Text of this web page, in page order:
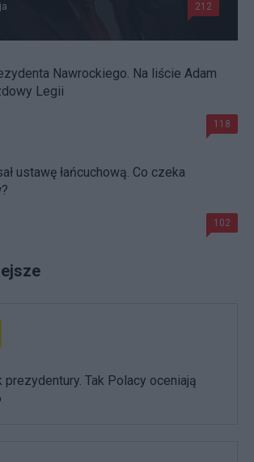
212
Nawrockiego. Na liście Adam
Legii
118
ustawę łańcuchową. Co czeka
102
prezydentury. Tak Polacy oceniają